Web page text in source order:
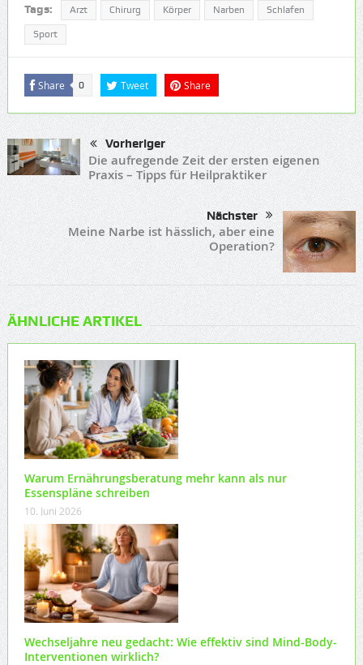
Tags: Arzt Chirurg Körper Narben Schlafen
Sport
Share 0 Tweet Share
Vorheriger
Die aufregende Zeit der ersten eigenen
Praxis – Tipps für Heilpraktiker
Nächster
Meine Narbe ist hässlich, aber eine
Operation?
ÄHNLICHE ARTIKEL
Warum Ernährungsberatung mehr kann als nur
Essenspläne schreiben
10. Juni 2026
Wechseljahre neu gedacht: Wie effektiv sind Mind-Body-
Interventionen wirklich?